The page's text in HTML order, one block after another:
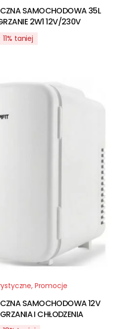
SAMOCHODOWA 35L
2W1 12V/230V
11% taniej
, Promocje
SAMOCHODOWA 12V
I CHŁODZENIA